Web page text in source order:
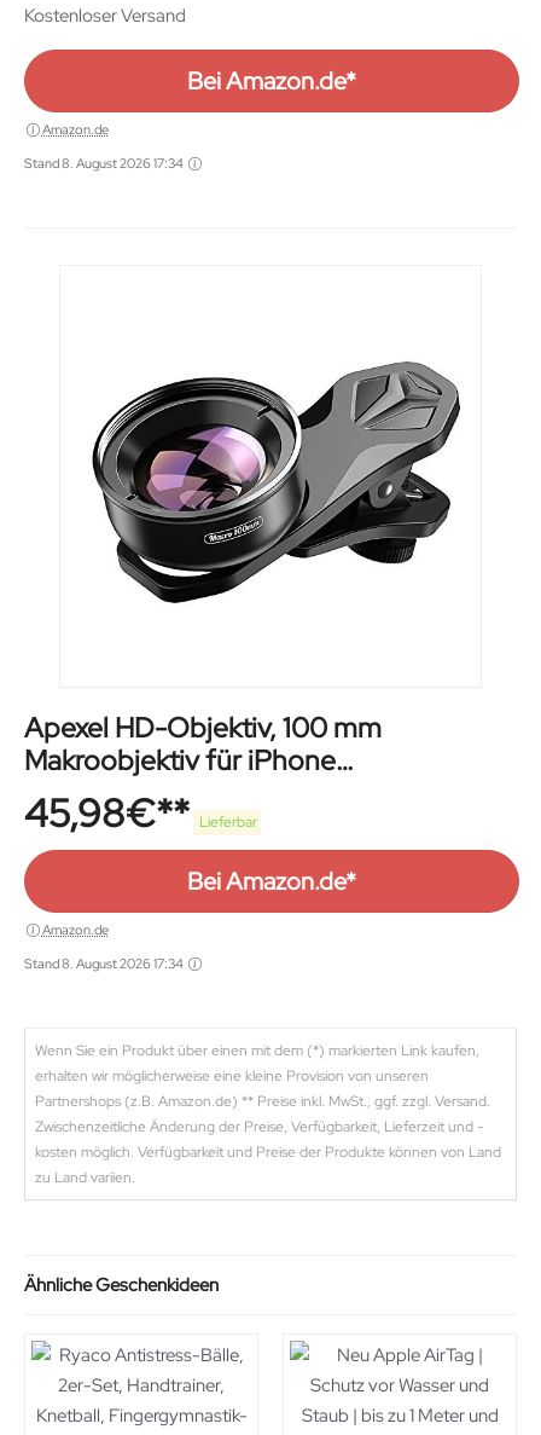
Kostenloser Versand
Bei Amazon.de*
Amazon.de
Stand 8. August 2026 17:34
Apexel HD-Objektiv, 100 mm
Makroobjektiv für iPhone
X/8/8Plus/7/Plus, Samsung Galaxy
S10/S10 Plus, Huawei und die meisten
Smartphones
45,98€ Lieferbar
Bei Amazon.de*
Amazon.de
Stand 8. August 2026 17:34
Wenn Sie ein Produkt über einen mit dem (*) markierten Link kaufen,
erhalten wir möglicherweise eine kleine Provision von unseren
Partnershops (z.B. Amazon.de) ** Preise inkl. MwSt., ggf. zzgl. Versand.
Zwischenzeitliche Änderung der Preise, Verfügbarkeit, Lieferzeit und -
kosten möglich. Verfügbarkeit und Preise der Produkte können von Land
zu Land variien.
Ähnliche Geschenkideen